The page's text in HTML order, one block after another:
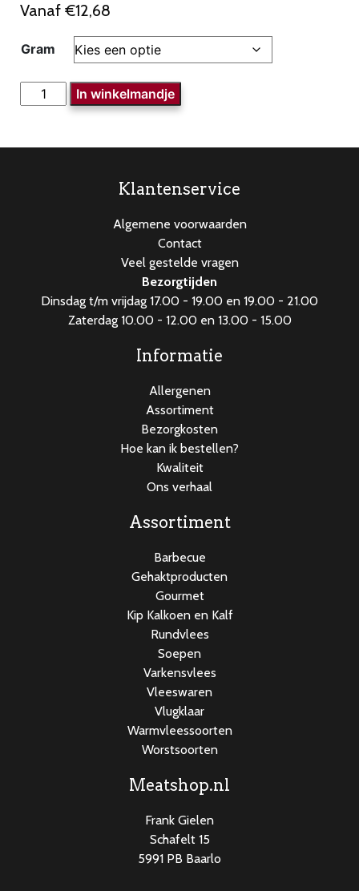
Vanaf €12,68
Gram
Runderrollade
aantal
In winkelmandje
Klantenservice
Algemene voorwaarden
Contact
Veel gestelde vragen
Bezorgtijden
Dinsdag t/m vrijdag 17.00 - 19.00 en 19.00 - 21.00
Zaterdag 10.00 - 12.00 en 13.00 - 15.00
Informatie
Allergenen
Assortiment
Bezorgkosten
Hoe kan ik bestellen?
Kwaliteit
Ons verhaal
Assortiment
Barbecue
Gehaktproducten
Gourmet
Kip Kalkoen en Kalf
Rundvlees
Soepen
Varkensvlees
Vleeswaren
Vlugklaar
Warmvleessoorten
Worstsoorten
Meatshop.nl
Frank Gielen
Schafelt 15
5991 PB Baarlo